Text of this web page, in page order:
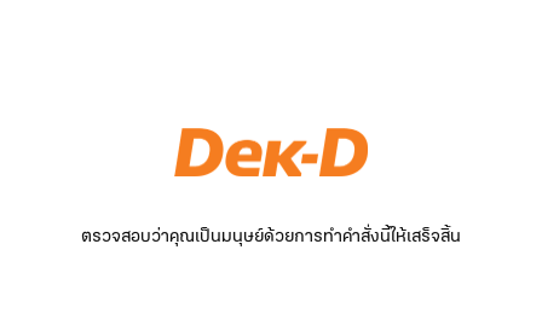
ตรวจสอบว่าคุณเป็นมนุษย์ด้วยการทำคำสั่งนี้ให้เสร็จสิ้น